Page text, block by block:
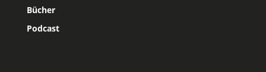
Bücher
Podcast